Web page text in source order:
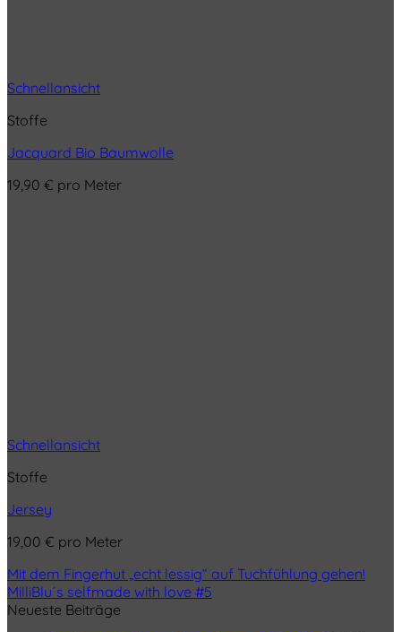
Schnellansicht
Stoffe
Jacquard Bio Baumwolle
19,90 € pro Meter
Schnellansicht
Stoffe
Jersey
19,00 € pro Meter
Mit dem Fingerhut „echt lessig“ auf Tuchfühlung gehen!
MilliBlu´s selfmade with love #5
Neueste Beiträge